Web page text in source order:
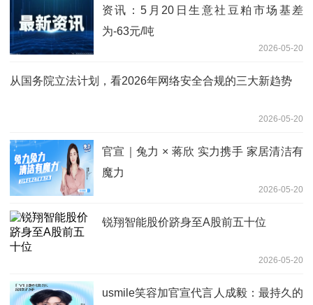
资讯：5月20日生意社豆粕市场基差
为-63元/吨
2026-05-20
从国务院立法计划，看2026年网络安全合规的三大新趋势
2026-05-20
官宣｜兔力 × 蒋欣 实力携手 家居清洁有
魔力
2026-05-20
锐翔智能股价跻身至A股前五十位
2026-05-20
usmile笑容加官宣代言人成毅：最持久的